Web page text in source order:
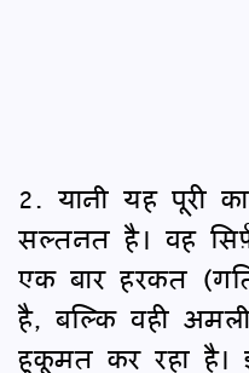
2. यानी यह पूरी
सल्तनत है। वह
एक बार हरकत
है, बल्कि वही
हुकूमत कर रहा